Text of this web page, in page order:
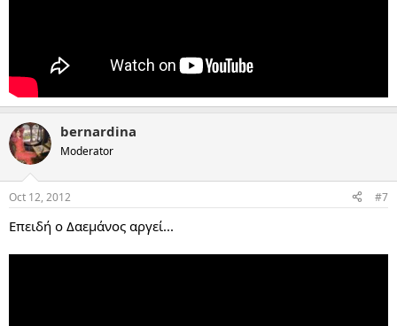
bernardina
Moderator
Oct 12, 2012 #7
Επειδή ο Δαεμάνος αργεί...